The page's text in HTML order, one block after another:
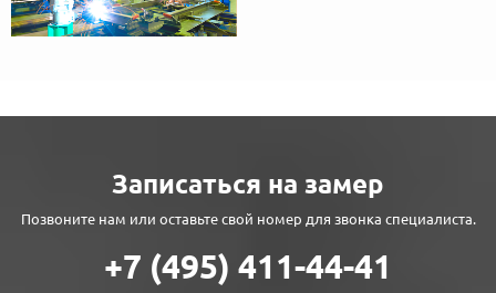
Записаться на замер
Позвоните нам или оставьте свой номер для звонка специалиста.
+7 (495) 411-44-41